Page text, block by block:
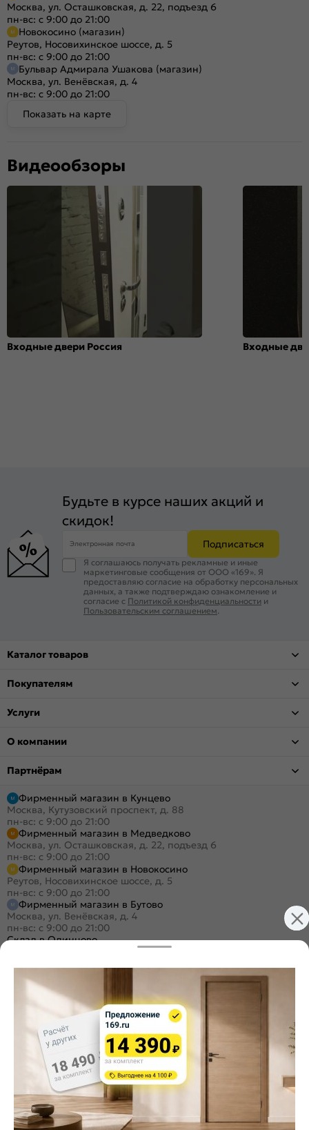
Москва, ул. Осташковская, д. 22, подъезд 6
пн-вс: с 9:00 до 21:00
Новокосино (магазин)
Реутов, Носовихинское шоссе, д. 5
пн-вс: с 9:00 до 21:00
Бульвар Адмирала Ушакова (магазин)
Москва, ул. Венёвская, д. 4
пн-вс: с 9:00 до 21:00
Показать на карте
Видеообзоры
Входные двери Россия Входные
Будьте в курсе наших акций и
скидок!
Электронная почта Подписаться
Я соглашаюсь получать рекламные и иные
маркетинговые сообщения от ООО «169». Я
предоставляю согласие на обработку персональных
данных, а также подтверждаю ознакомление и
согласие с Политикой конфиденциальности и
Пользовательским соглашением
Каталог товаров
Покупателям
Услуги
О компании
Партнёрам
Фирменный магазин в Кунцево
Москва, Кутузовский проспект, д. 88
пн-вс: с 9:00 до 21:00
Фирменный магазин в Медведково
Москва, ул. Осташковская, д. 22, подъезд 6
пн-вс: с 9:00 до 21:00
Фирменный магазин в Новокосино
Реутов, Носовихинское шоссе, д. 5
пн-вс: с 9:00 до 21:00
Фирменный магазин в Бутово
Москва, ул. Венёвская, д. 4
пн-вс: с 9:00 до 21:00
Склад в Одинцово
Одинцово, ул. Баковская, 5
+7 (495) 984-16-99
Заказать звонок
Стать дилером
Расскажите о нас
Поделиться
Оцените магазин